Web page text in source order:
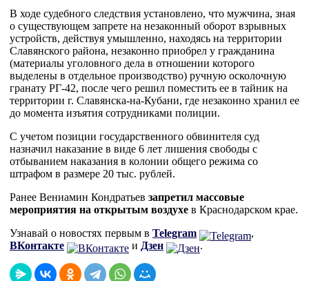
В ходе судебного следствия установлено, что мужчина, зная
о существующем запрете на незаконный оборот взрывных
устройств, действуя умышленно, находясь на территории
Славянского района, незаконно приобрел у гражданина
(материалы уголовного дела в отношении которого
выделены в отдельное производство) ручную осколочную
гранату РГ-42, после чего решил поместить ее в тайник на
территории г. Славянска-на-Кубани, где незаконно хранил ее
до момента изъятия сотрудниками полиции.
С учетом позиции государственного обвинителя суд
назначил наказание в виде 6 лет лишения свободы с
отбыванием наказания в колонии общего режима со
штрафом в размере 20 тыс. рублей.
Ранее Вениамин Кондратьев запретил массовые
мероприятия на открытым воздухе в Краснодарском крае.
Узнавай о новостях первым в Telegram
,
ВКонтакте
и Дзен .